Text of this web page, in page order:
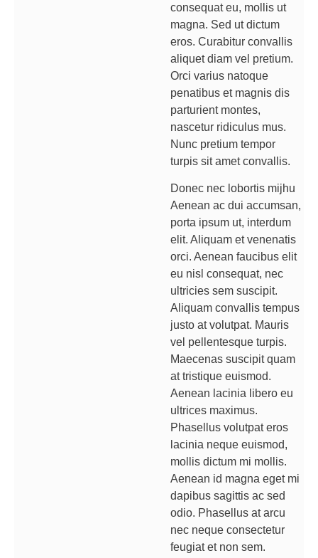
consequat eu, mollis ut
magna. Sed ut dictum
eros. Curabitur convallis
aliquet diam vel pretium.
Orci varius natoque
penatibus et magnis dis
parturient montes,
nascetur ridiculus mus.
Nunc pretium tempor
turpis sit amet convallis.
Donec nec lobortis mijhu
Aenean ac dui accumsan,
porta ipsum ut, interdum
elit. Aliquam et venenatis
orci. Aenean faucibus elit
eu nisl consequat, nec
ultricies sem suscipit.
Aliquam convallis tempus
justo at volutpat. Mauris
vel pellentesque turpis.
Maecenas suscipit quam
at tristique euismod.
Aenean lacinia libero eu
ultrices maximus.
Phasellus volutpat eros
lacinia neque euismod,
mollis dictum mi mollis.
Aenean id magna eget mi
dapibus sagittis ac sed
odio. Phasellus at arcu
nec neque consectetur
feugiat et non sem.